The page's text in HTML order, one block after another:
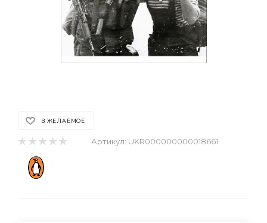
В ЖЕЛАЕМОЕ
Артикул: UKR000000000018661